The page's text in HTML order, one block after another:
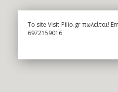
To site Visit-Pilio.gr πωλείται!
6972159016